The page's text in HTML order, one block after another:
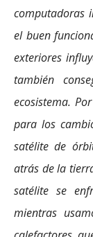
computadoras
el buen
exteriores
también
ecosistema.
para los
satélite de
atrás de la
satélite se
mientras